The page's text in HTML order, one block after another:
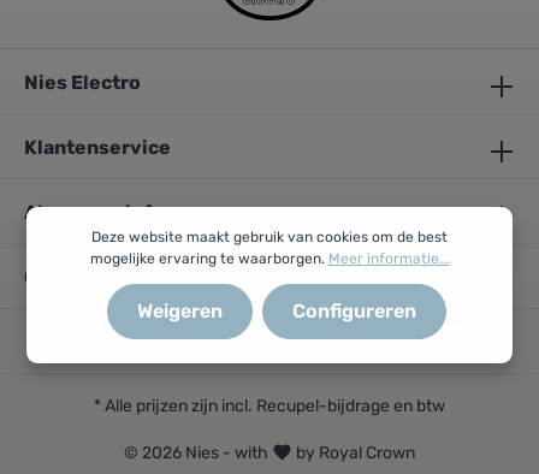
Nies Electro
Klantenservice
Algemene info
Openingsuren
© 2026 Nies - with by Royal Crown
* Alle prijzen zijn incl. Recupel-bijdrage en btw
Deze website maakt gebruik van cookies om de best
mogelijke ervaring te waarborgen. Meer informatie...
Weigeren Configureren